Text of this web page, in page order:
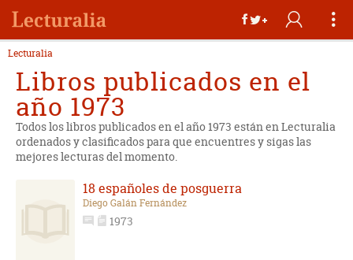
Lecturalia
Libros publicados en el
año 1973
Todos los libros publicados en el año 1973 están en Lecturalia
ordenados y clasificados para que encuentres y sigas las
mejores lecturas del momento.
18 españoles de posguerra
Diego Galán Fernández
1973